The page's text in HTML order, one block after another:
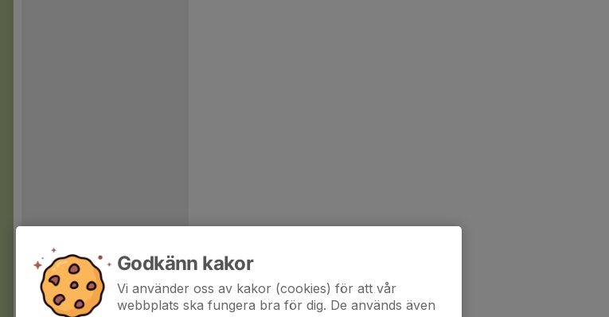
Godkänn kakor
Vi använder oss av kakor (cookies) för att vår
webbplats ska fungera bra för dig. De används även